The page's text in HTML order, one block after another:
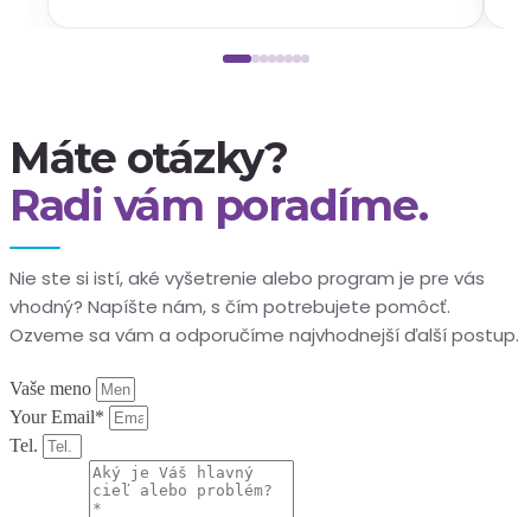
Máte otázky?
Radi vám poradíme.
Nie ste si istí, aké vyšetrenie alebo program je pre vás
vhodný? Napíšte nám, s čím potrebujete pomôcť.
Ozveme sa vám a odporučíme najvhodnejší ďalší postup.
Vaše meno
Your Email*
Tel.